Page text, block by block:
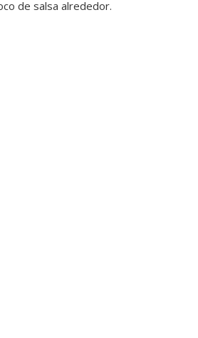
de salsa alrededor.